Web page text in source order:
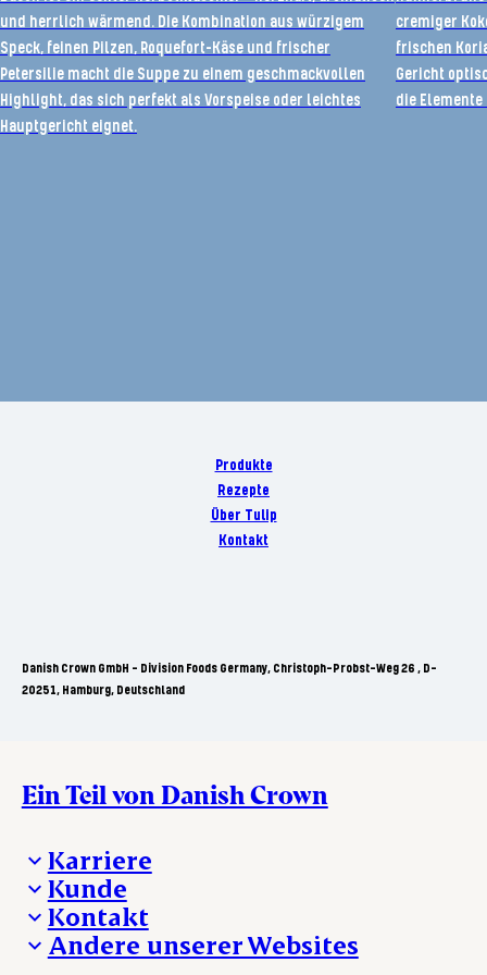
und herrlich wärmend. Die Kombination aus würzigem
Speck, feinen Pilzen, Roquefort-Käse und frischer
Petersilie macht die Suppe zu einem geschmackvollen
Highlight, das sich perfekt als Vorspeise oder leichtes
Hauptgericht eignet.
cremiger
frischen
Gericht
die
Produkte
Rezepte
Über Tulip
Kontakt
Danish Crown GmbH - Division Foods Germany, Christoph-Probst-Weg 26 , D-
20251, Hamburg, Deutschland
Ein Teil von Danish Crown
Karriere
Deine Karriere bei Danish Crown
Aktuelle Jobangebote
Danish Crown
Kunde
Was wir anbieten
Lebensmittelsicherheit
Kontakt
Aktuelles und Presse
Andere unserer Websites